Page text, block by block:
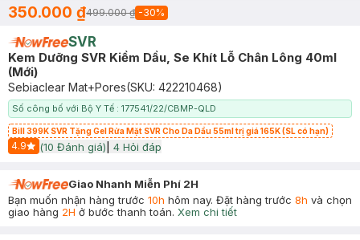
350.000 ₫499.000 ₫ -30%
SVR
Kem Dưỡng SVR Kiềm Dầu, Se Khít Lỗ Chân Lông 40ml
(Mới)
Sebiaclear Mat+Pores(SKU: 422210468)
Số công bố với Bộ Y Tế : 177541/22/CBMP-QLD
Bill 399K SVR Tặng Gel Rửa Mặt SVR Cho Da Dầu 55ml trị giá 165K (SL có hạn)
4.9
Start Icon
(10 Đánh giá) 4 Hỏi đáp
Giao Nhanh Miễn Phí 2H
Bạn muốn nhận hàng trước 10h hôm nay. Đặt hàng trước 8h và chọn
giao hàng 2H ở bước thanh toán. Xem chi tiết